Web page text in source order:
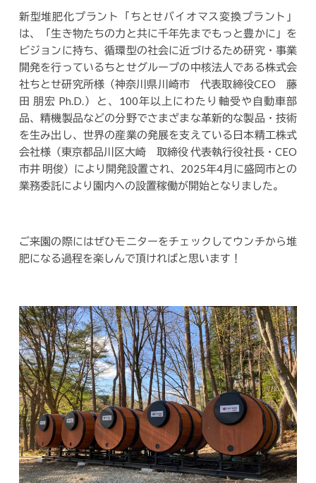
新型堆肥化プラント「ちとせバイオマス変換プラント」
は、「生き物たちの力と共に千年先までもっと豊かに」を
ビジョンに持ち、循環型の社会に近づけるため研究・事業
開発を行っているちとせグループの中核法人である株式会
社ちとせ研究所様（神奈川県川崎市 代表取締役CEO 藤
田 朋宏 Ph.D.）と、100年以上にわたり軸受や自動車部
品、精機製品などの分野でさまざまな革新的な製品・技術
を生み出し、世界の産業の発展を支えている日本精工株式
会社様（東京都品川区大崎 取締役 代表執行役社長・CEO
市井 明俊）により開発設置され、2025年4月に盛岡市との
業務委託により園内への設置稼働が開始となりました。
ご来園の際にはぜひモニターをチェックしてウンチから堆
肥になる過程を楽しんで頂ければと思います！